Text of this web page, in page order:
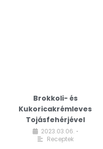
Brokkoli- és
Kukoricakrémleves
Tojásfehérjével
2023.03.06. •
Receptek